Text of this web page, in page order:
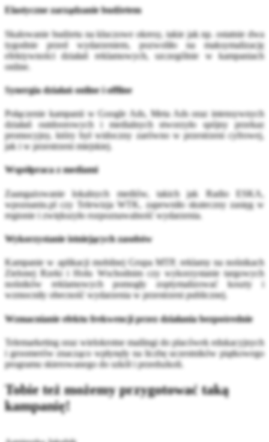
Elastyczne zarządzanie budżetem
Skalowanie budżetu na kluczowe okresy, takie jak np. ostatnie dwa
tygodnie przed wydarzeniem, pozwoliło na maksymalizację
efektywności działań reklamowych, szczególnie w kampaniach
online.
Synergia działań online i offline
Połączenie kampanii w Google Ads, Meta Ads oraz intensywnych
działań outdoorowych i medialnych stworzyło spójny przekaz
promocyjny, który był widoczny zarówno w przestrzeni cyfrowej,
jak i w przestrzeni miejskiej.
Współpraca z mediami
Zaangażowanie lokalnych mediów, takich jak Radio ESKA,
wpoznaniu.pl czy Telewizja WTK, zapewniło skuteczny zasięg w
regionie i zwiększyło rozpoznawalność wydarzenia.
Wykorzystanie istniejących zasobów
Kampanie w aplikacji mobilnej Grupa MTP, reklamy na nośnikach
Zielonej Rzeki i Holu Wschodnim czy wykorzystanie targowych
nośników reklamowych pomogły zoptymalizować koszty i
wzmocniły obecność wydarzenia w przestrzeni publicznej.
Wzmacnianie efektu frekwencji przez działania bezpośrednie
Telemarketing oraz wielokrotne mailingi do placówek edukacyjnych
i groomerów znacząco wpłynęły na liczbę uczestników piątkowego
programu skierowanego do szkół i przedszkoli.
Tobie też możemy przygotować taką
kampanię!